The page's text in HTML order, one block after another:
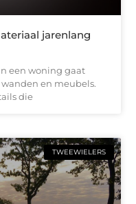
jarenlang
een woning gaat
en meubels.
die
TWEEWIELERS